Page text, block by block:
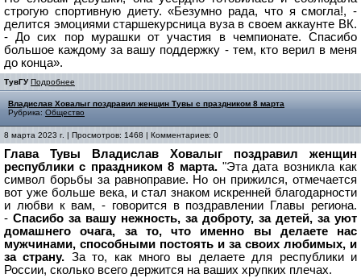
строгую спортивную диету. «Безумно рада, что я смогла!, -
делится эмоциями старшекурсница вуза в своем аккаунте ВК.
- До сих пор мурашки от участия в чемпионате. Спасибо
большое каждому за вашу поддержку - тем, кто верил в меня
до конца».
ТувГУ Подробнее
Владислав Ховалыг поздравил женщин Тувы с праздником 8 марта
Рубрика: Общество
8 марта 2023 г. | Просмотров: 1468 | Комментариев: 0
Глава Тувы Владислав Ховалыг поздравил женщин
республики с праздником 8 марта."Эта дата возникла как
символ борьбы за равноправие. Но он прижился, отмечается
вот уже больше века, и стал знаком искренней благодарности
и любви к вам, - говорится в поздравлении Главы региона.
- Спасибо за вашу нежность, за доброту, за детей, за уют
домашнего очага, за то, что именно вы делаете нас
мужчинами, способными постоять и за своих любимых, и
за страну. За то, как много вы делаете для республики и
России, сколько всего держится на ваших хрупких плечах.